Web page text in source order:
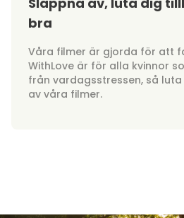
bra
Våra filmer är gjorda för att
WithLove är för alla kvinnor
från vardagsstressen, så
av våra filmer.